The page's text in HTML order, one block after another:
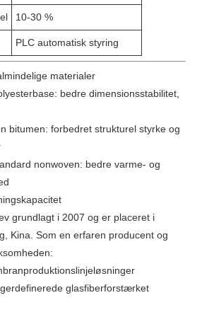
10-30 %
PLC automatisk styring
materialer
bedre dimensionsstabilitet,
bitumen: forbedret strukturel styrke og
nonwoven: bedre varme- og
grundlagt i 2007 og er placeret i
Kina. Som en erfaren producent og
glasfiberforstærket